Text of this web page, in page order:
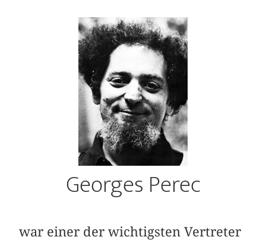
Georges Perec
war einer der wichtigsten Vertreter